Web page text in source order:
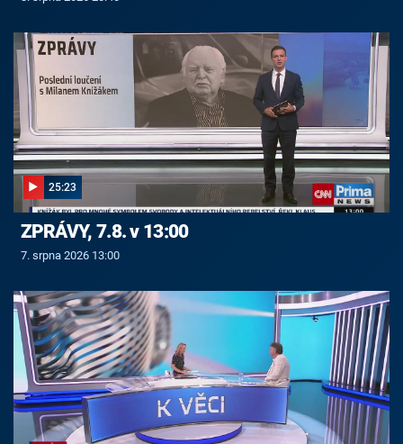
25:23
ZPRÁVY, 7.8. v 13:00
7. srpna 2026 13:00